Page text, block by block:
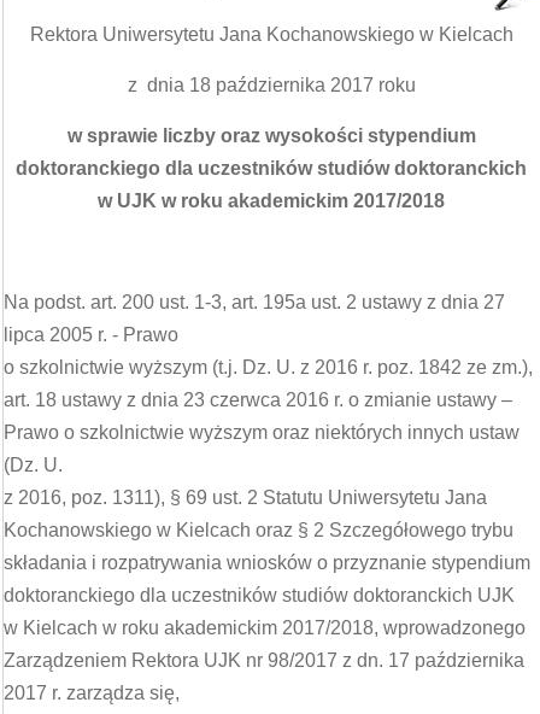
Rektora Uniwersytetu Jana Kochanowskiego w Kielcach
z dnia 18 października 2017 roku
w sprawie liczby oraz wysokości stypendium
doktoranckiego dla uczestników studiów doktoranckich
w UJK w roku akademickim 2017/2018
Na podst. art. 200 ust. 1-3, art. 195a ust. 2 ustawy z dnia 27
lipca 2005 r. - Prawo
o szkolnictwie wyższym (t.j. Dz. U. z 2016 r. poz. 1842 ze zm.),
art. 18 ustawy z dnia 23 czerwca 2016 r. o zmianie ustawy –
Prawo o szkolnictwie wyższym oraz niektórych innych ustaw
(Dz. U.
z 2016, poz. 1311), § 69 ust. 2 Statutu Uniwersytetu Jana
Kochanowskiego w Kielcach oraz § 2 Szczegółowego trybu
składania i rozpatrywania wniosków o przyznanie stypendium
doktoranckiego dla uczestników studiów doktoranckich UJK
w Kielcach w roku akademickim 2017/2018, wprowadzonego
Zarządzeniem Rektora UJK nr 98/2017 z dn. 17 października
2017 r. zarządza się,